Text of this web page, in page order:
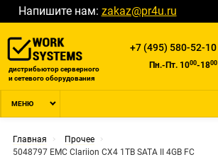
Напишите нам: zakaz@pr4u.ru
дистрибьютор серверного
и сетевого оборудования
+7 (495) 580-52-10
Пн.-Пт. 1000-1800
МЕНЮ
Главная
Прочее
5048797 EMC Clariion CX4 1TB SATA II 4GB FC